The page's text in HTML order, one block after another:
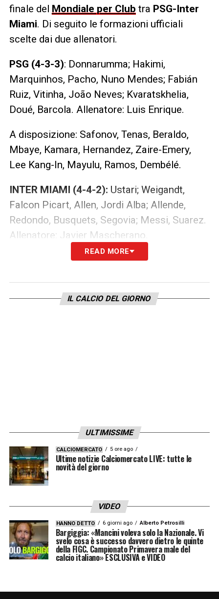
finale del Mondiale per Club tra PSG-Inter
Miami. Di seguito le formazioni ufficiali
scelte dai due allenatori.
PSG (4-3-3): Donnarumma; Hakimi,
Marquinhos, Pacho, Nuno Mendes; Fabián
Ruiz, Vitinha, João Neves; Kvaratskhelia,
Doué, Barcola. Allenatore: Luis Enrique.
A disposizione: Safonov, Tenas, Beraldo,
Mbaye, Kamara, Hernandez, Zaire-Emery,
Lee Kang-In, Mayulu, Ramos, Dembélé.
INTER MIAMI (4-4-2): Ustari; Weigandt,
Falcon Picart, Allen, Jordi Alba; Allende,
Redondo, Busquets, Segovia; Messi, Suarez.
Allenatore: Javier Mascherano.
A disposizione: Rios, Yarbrough, Aviles,
Obando, Picault, Rodriguez, Sailor.
READ MORE
IL CALCIO DEL GIORNO
ULTIMISSIME
CALCIOMERCATO 5 ore ago
Ultime notizie Calciomercato LIVE: tutte le
novità del giorno
VIDEO
HANNO DETTO 6 giorni ago Alberto Petrosilli
Bargiggia: «Mancini voleva solo la Nazionale. Vi
svelo cosa è successo davvero dietro le quinte
della FIGC. Campionato Primavera male del
calcio italiano» ESCLUSIVA e VIDEO